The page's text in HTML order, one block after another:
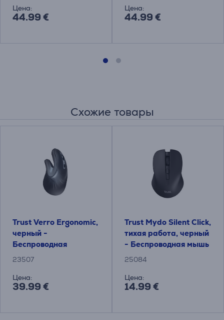
Цена:
44.99 €
Цена:
44.99 €
Схожие товары
Trust Verro Ergonomic,
черный -
Беспроводная
оптическая мышь
23507
Цена:
39.99 €
Trust Mydo Silent Click,
тихая работа, черный
- Беспроводная мышь
25084
Цена:
14.99 €